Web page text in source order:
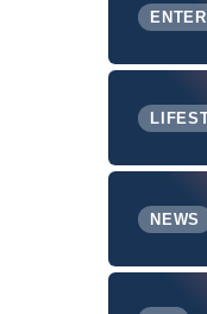
NEWS